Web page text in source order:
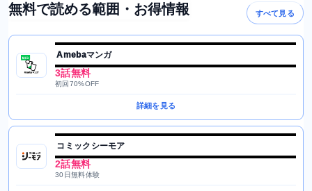
無料で読める範囲・お得情報 すべて見る
Amebaマンガ
3話無料
初回70%OFF
詳細を見る
コミックシーモア
2話無料
30日無料体験